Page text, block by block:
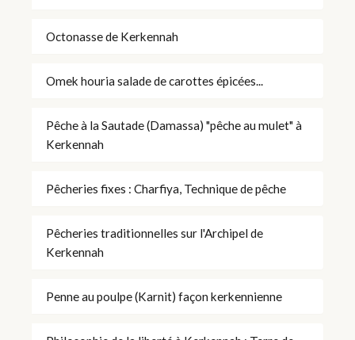
Octonasse de Kerkennah
Omek houria salade de carottes épicées...
Pêche à la Sautade (Damassa) "pêche au mulet" à
Kerkennah
Pêcheries fixes : Charfiya, Technique de pêche
Pêcheries traditionnelles sur l'Archipel de
Kerkennah
Penne au poulpe (Karnit) façon kerkennienne